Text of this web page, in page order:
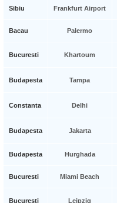
Sibiu Frankfurt Airport
Bacau Palermo
Bucuresti Khartoum
Budapesta Tampa
Constanta Delhi
Budapesta Jakarta
Budapesta Hurghada
Bucuresti Miami Beach
Bucuresti Leipzig